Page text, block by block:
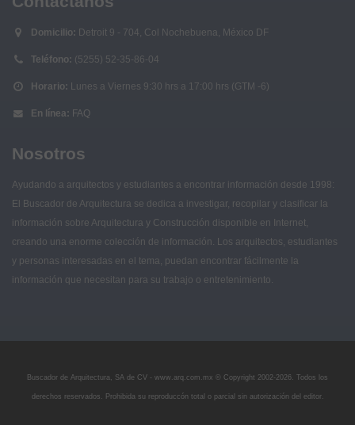
Domicilio: Detroit 9 - 704, Col Nochebuena, México DF
Teléfono: (5255) 52-35-86-04
Horario: Lunes a Viernes 9:30 hrs a 17:00 hrs (GTM -6)
En línea: FAQ
Nosotros
Ayudando a arquitectos y estudiantes a encontrar información desde 1998:
El Buscador de Arquitectura se dedica a investigar, recopilar y clasificar la
información sobre Arquitectura y Construcción disponible en Internet,
creando una enorme colección de información. Los arquitectos, estudiantes
y personas interesadas en el tema, puedan encontrar fácilmente la
información que necesitan para su trabajo o entretenimiento.
Buscador de Arquitectura, SA de CV - www.arq.com.mx © Copyright 2002-2026. Todos los
derechos reservados. Prohibida su reproduccón total o parcial sin autorización del editor.